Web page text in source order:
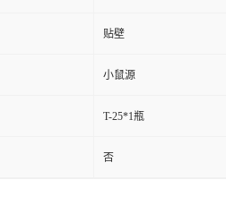
贴壁
小鼠源
T-25*1瓶
否